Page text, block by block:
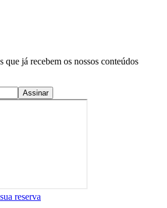
que já recebem os nossos conteúdos
Assinar
reserva